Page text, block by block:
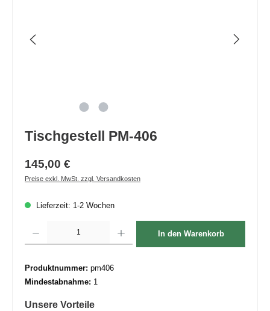
Tischgestell PM-406
145,00 €
Preise exkl. MwSt. zzgl. Versandkosten
Lieferzeit: 1-2 Wochen
In den Warenkorb
Produktnummer: pm406
Mindestabnahme: 1
Unsere Vorteile